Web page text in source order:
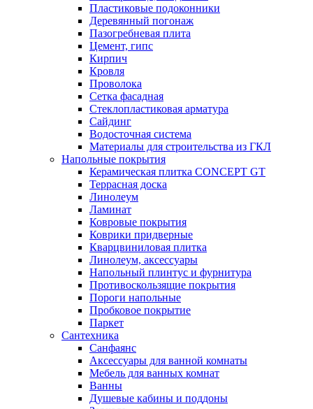
Пластиковые подоконники
Деревянный погонаж
Пазогребневая плита
Цемент, гипс
Кирпич
Кровля
Проволока
Сетка фасадная
Стеклопластиковая арматура
Сайдинг
Водосточная система
Материалы для строительства из ГКЛ
Напольные покрытия
Керамическая плитка CONCEPT GT
Террасная доска
Линолеум
Ламинат
Ковровые покрытия
Коврики придверные
Кварцвиниловая плитка
Линолеум, аксессуары
Напольный плинтус и фурнитура
Противоскользящие покрытия
Пороги напольные
Пробковое покрытие
Паркет
Сантехника
Санфаянс
Аксессуары для ванной комнаты
Мебель для ванных комнат
Ванны
Душевые кабины и поддоны